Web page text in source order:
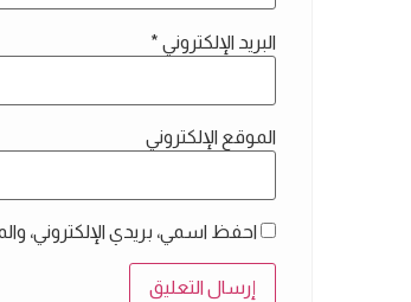
البريد الإلكتروني *
الموقع الإلكتروني
احفظ اسمي، بريدي الإلكتروني،